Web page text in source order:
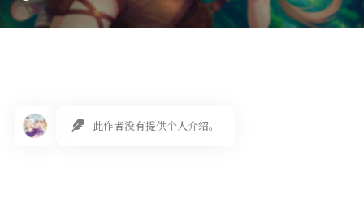
图库
此作者没有提供个人介绍。